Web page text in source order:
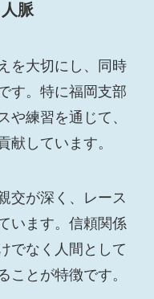
脈
を大切にし、同時
す。特に福岡支部
や練習を通じて、
献しています。
交が深く、レース
います。信頼関係
でなく人間として
ことが特徴です。